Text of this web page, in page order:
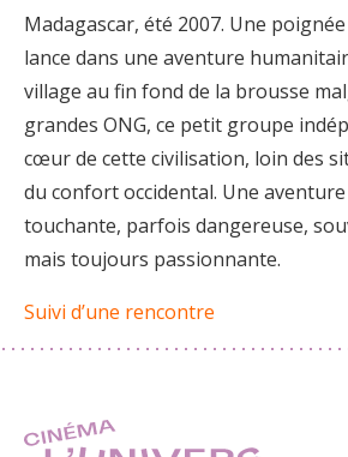
Madagascar, été 2007. Une
lance dans une aventure
village au fin fond de la brousse
grandes ONG, ce petit groupe
cœur de cette civilisation, loin des
du confort occidental. Une
touchante, parfois dangereuse,
mais toujours passionnante.
Suivi d’une rencontre